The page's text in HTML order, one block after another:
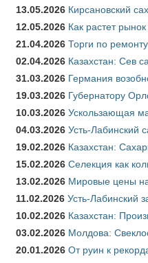
13.05.2026 Кирсановский
12.05.2026 Как растет
21.04.2026 Торги по
02.04.2026 Казахстан: Сев
31.03.2026 Германия
19.03.2026 Губернатору
10.03.2026 Ускользающая
04.03.2026 Усть-Лабинский
19.02.2026 Казахстан:
15.02.2026 Селекция как
13.02.2026 Мировые цены на
11.02.2026 Усть-Лабинский
10.02.2026 Казахстан:
03.02.2026 Молдова:
20.01.2026 От руин к